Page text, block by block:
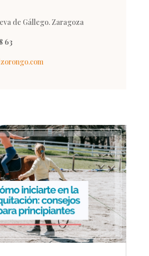
de Gállego. Zaragoza
63